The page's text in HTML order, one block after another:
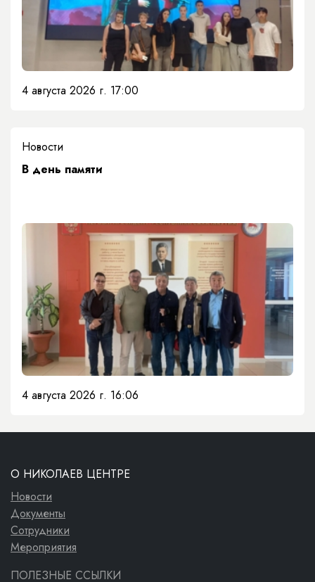
4 августа 2026 г. 17:00
Новости
​В день памяти
4 августа 2026 г. 16:06
О НИКОЛАЕВ ЦЕНТРЕ
Новости
Документы
Сотрудники
Мероприятия
ПОЛЕЗНЫЕ ССЫЛКИ